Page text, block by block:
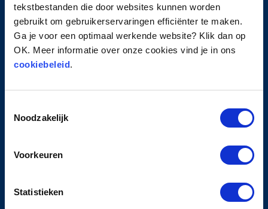
tekstbestanden die door websites kunnen worden
gebruikt om gebruikerservaringen efficiënter te maken.
Ga je voor een optimaal werkende website? Klik dan op
OK. Meer informatie over onze cookies vind je in ons
cookiebeleid.
Noodzakelijk
Voorkeuren
Statistieken
HOOFDMENU
Over ProTurn
Werkwijze
Contact
PRIVACY
Privacyverklaring